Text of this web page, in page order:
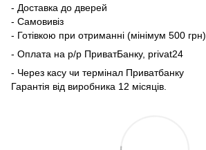
- Доставка до дверей
- Самовивіз
- Готівкою при отриманні (мінімум 500 грн)
- Оплата на р/р ПриватБанку, privat24
- Через касу чи термінал Приватбанку
Гарантія від виробника 12 місяців.